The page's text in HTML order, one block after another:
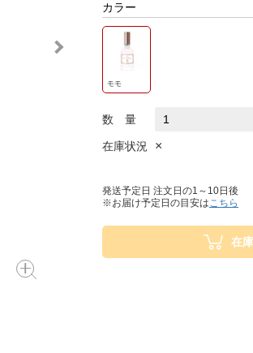
カラー
モモ
数 量
在庫状況 ×
発送予定日 注文日の1～10日後
※お届け予定日の目安はこちら
在